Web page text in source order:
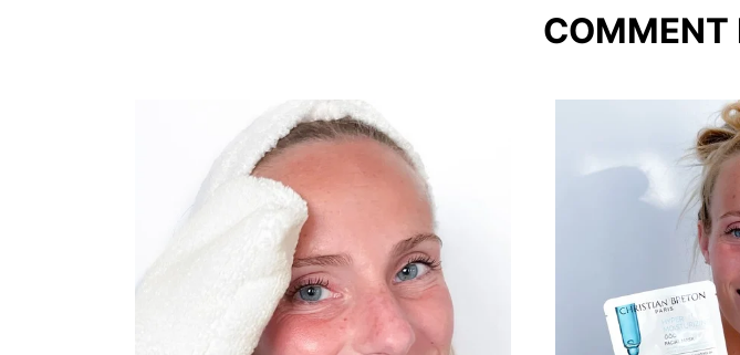
COMMENT